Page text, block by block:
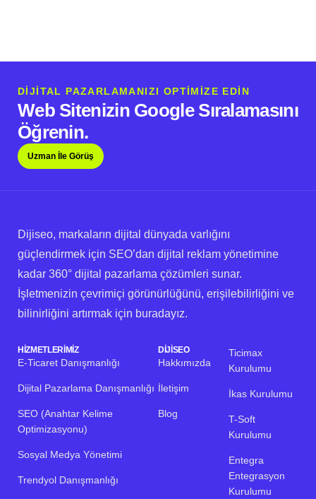
DİJİTAL PAZARLAMANIZI OPTİMİZE EDİN
Web Sitenizin Google Sıralamasını
Öğrenin.
Uzman İle Görüş
Dijiseo, markaların dijital dünyada varlığını
güçlendirmek için SEO’dan dijital reklam yönetimine
kadar 360° dijital pazarlama çözümleri sunar.
İşletmenizin çevrimiçi görünürlüğünü, erişilebilirliğini ve
bilinirliğini artırmak için buradayız.
HIZMETLERIMIZ
E-Ticaret Danışmanlığı
Dijital Pazarlama Danışmanlığı
SEO (Anahtar Kelime
Optimizasyonu)
Sosyal Medya Yönetimi
Trendyol Danışmanlığı
DIJISEO
Hakkımızda
İletişim
Blog
Ticimax
Kurulumu
İkas Kurulumu
T-Soft
Kurulumu
Entegra
Entegrasyon
Kurulumu